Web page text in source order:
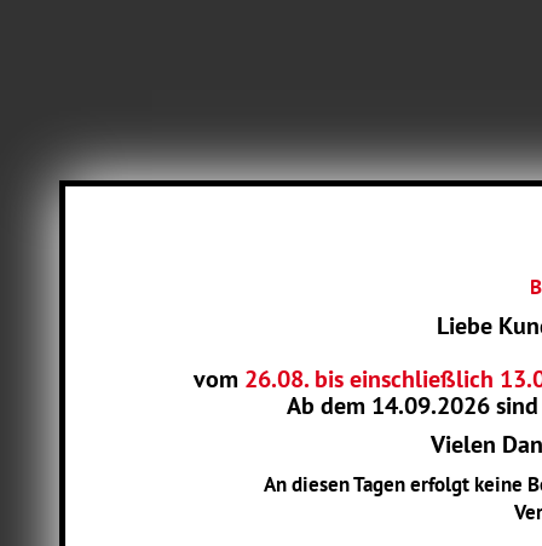
Liebe
vom 26.08. bis einschließlich
Ab dem 14.09.2026
Vielen
An diesen Tagen erfolgt keine